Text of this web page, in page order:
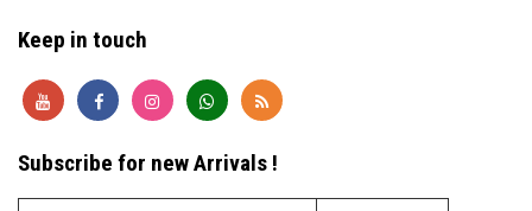
Keep in touch
Subscribe for new Arrivals !